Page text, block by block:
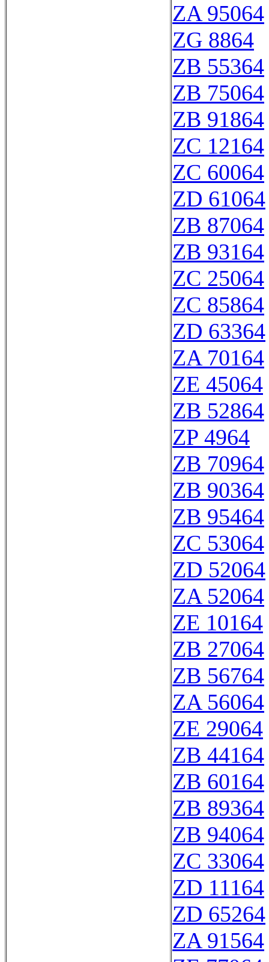
ZA 95064
ZG 8864
ZB 55364
ZB 75064
ZB 91864
ZC 12164
ZC 60064
ZD 61064
ZB 87064
ZB 93164
ZC 25064
ZC 85864
ZD 63364
ZA 70164
ZE 45064
ZB 52864
ZP 4964
ZB 70964
ZB 90364
ZB 95464
ZC 53064
ZD 52064
ZA 52064
ZE 10164
ZB 27064
ZB 56764
ZA 56064
ZE 29064
ZB 44164
ZB 60164
ZB 89364
ZB 94064
ZC 33064
ZD 11164
ZD 65264
ZA 91564